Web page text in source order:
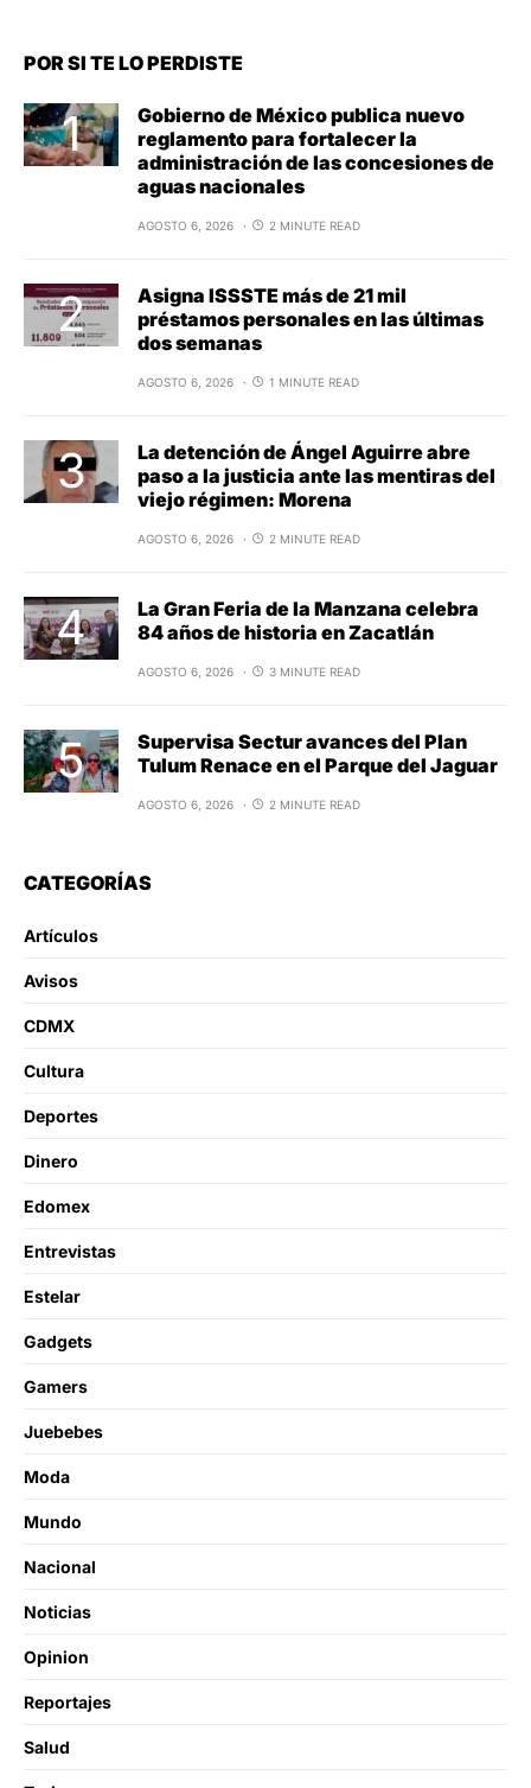
POR SI TE LO PERDISTE
Gobierno de México publica nuevo
reglamento para fortalecer la
administración de las concesiones de
aguas nacionales
AGOSTO 6, 2026 2 MINUTE READ
Asigna ISSSTE más de 21 mil
préstamos personales en las últimas
dos semanas
AGOSTO 6, 2026 1 MINUTE READ
La detención de Ángel Aguirre abre
paso a la justicia ante las mentiras del
viejo régimen: Morena
AGOSTO 6, 2026 2 MINUTE READ
La Gran Feria de la Manzana celebra
84 años de historia en Zacatlán
AGOSTO 6, 2026 3 MINUTE READ
Supervisa Sectur avances del Plan
Tulum Renace en el Parque del Jaguar
AGOSTO 6, 2026 2 MINUTE READ
CATEGORÍAS
Artículos
Avisos
CDMX
Cultura
Deportes
Dinero
Edomex
Entrevistas
Estelar
Gadgets
Gamers
Juebebes
Moda
Mundo
Nacional
Noticias
Opinion
Reportajes
Salud